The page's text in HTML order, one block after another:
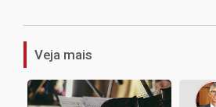
Veja mais